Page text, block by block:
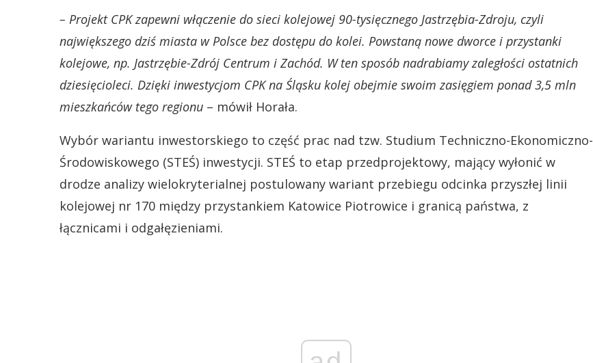
– Projekt CPK zapewni włączenie do sieci kolejowej 90-tysięcznego Jastrzębia-Zdroju, czyli
największego dziś miasta w Polsce bez dostępu do kolei. Powstaną nowe dworce i przystanki
kolejowe, np. Jastrzębie-Zdrój Centrum i Zachód. W ten sposób nadrabiamy zaległości ostatnich
dziesięcioleci. Dzięki inwestycjom CPK na Śląsku kolej obejmie swoim zasięgiem ponad 3,5 mln
mieszkańców tego regionu – mówił Horała.
Wybór wariantu inwestorskiego to część prac nad tzw. Studium Techniczno-Ekonomiczno-
Środowiskowego (STEŚ) inwestycji. STEŚ to etap przedprojektowy, mający wyłonić w
drodze analizy wielokryterialnej postulowany wariant przebiegu odcinka przyszłej linii
kolejowej nr 170 między przystankiem Katowice Piotrowice i granicą państwa, z
łącznicami i odgałęzieniami.